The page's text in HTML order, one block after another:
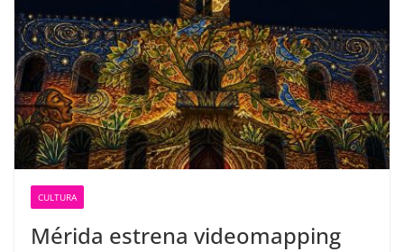
CULTURA
Mérida estrena videomapping